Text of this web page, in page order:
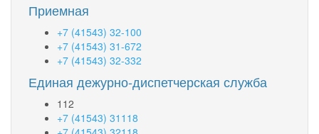
Приемная
+7 (41543) 32-100
+7 (41543) 31-672
+7 (41543) 32-332
Единая дежурно-диспетчерская служба
112
+7 (41543) 31118